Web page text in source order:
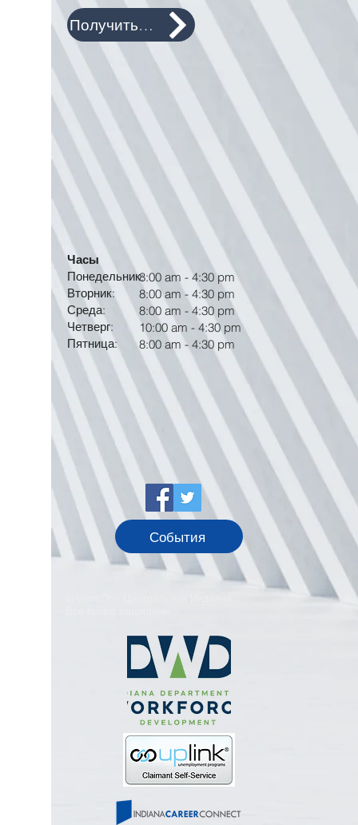
Получить направление
Часы
Понедельник:
Вторник:
Среда:
Четверг:
Пятница:
8:00 am - 4:30 pm
8:00 am - 4:30 pm
8:00 am - 4:30 pm
10:00 am - 4:30 pm
8:00 am - 4:30 pm
События